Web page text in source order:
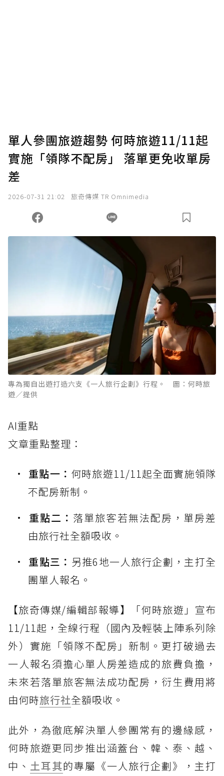
單人參團旅遊趨勢 何時旅遊11/11起
實施「領隊不配房」 落單更免收單房
差
2026-07-31 21:02 旅奇傳媒 TR Omnimedia
專為獨自出遊打造六支《一人旅行企劃》行程。 圖：何時旅
遊／提供
AI重點
文章重點整理：
重點一： 何時旅遊11/11起全面實施領隊
不配房新制。
重點二： 落單旅客若無法配房，單房差
由旅行社全額吸收。
重點三： 另推6地一人旅行企劃，主打全
團單人報名。
【旅奇傳媒/編輯部報導】「何時旅遊」宣布
11/11起，全線行程（國內及輕裝上陣系列除
外）實施「領隊不配房」新制。更打破過去
一人報名須擔心單人房差造成的旅費負擔，
未來若落單旅客無法成功配房，衍生費用將
由何時旅行社全額吸收。
此外，為徹底解決單人參團常有的邊緣感，
何時旅遊更同步推出涵蓋台、韓、泰、越、
中、 土耳其的專屬《一人旅行企劃》，主打